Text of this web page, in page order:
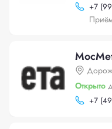
+7
Открыто
+7